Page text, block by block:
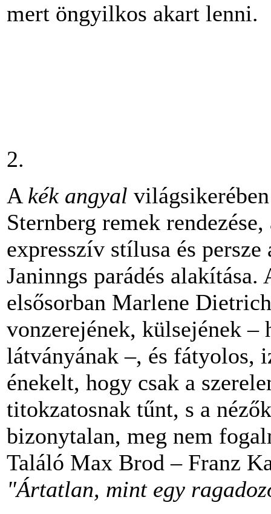
mert öngyilkos akart
2.
A kék angyal
Sternberg remek
expresszív stílusa és
Janinngs parádés
elsősorban Marlene
vonzerejének, külsejének
látványának –, és fátyolos,
énekelt, hogy csak a
titokzatosnak tűnt, s a
bizonytalan, meg nem
Találó Max Brod – Franz
"Ártatlan, mint egy